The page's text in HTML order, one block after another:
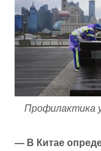
Профилактика
— В Китае